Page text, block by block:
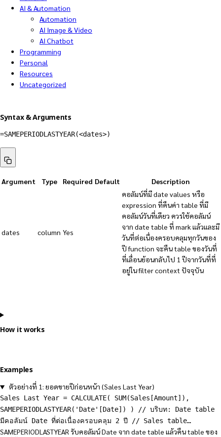
AI & Automation
Automation
AI Image & Video
AI Chatbot
Programming
Personal
Resources
Uncategorized
Syntax & Arguments
=SAMEPERIODLASTYEAR(<dates>)
Argument Type Required Default Description
dates column Yes
คอลัมน์ที่มี date values หรือ
expression ที่คืนค่า table ที่มี
คอลัมน์วันที่เดียว ควรใช้คอลัมน์
จาก date table ที่ mark แล้วและมี
วันที่ต่อเนื่องครอบคลุมทุกวันของ
ปี function จะคืน table ของวันที่
ที่เลื่อนย้อนกลับไป 1 ปีจากวันที่ที่
อยู่ใน filter context ปัจจุบัน
How it works
Examples
ตัวอย่างที่ 1: ยอดขายปีก่อนหน้า (Sales Last Year)
Sales Last Year = CALCULATE( SUM(Sales[Amount]),
SAMEPERIODLASTYEAR('Date'[Date]) ) // บริบท: Date table
มีคอลัมน์ Date ที่ต่อเนื่องครอบคลุม 2 ปี // Sales table…
SAMEPERIODLASTYEAR รับคอลัมน์ Date จาก date table แล้วคืน table ของ